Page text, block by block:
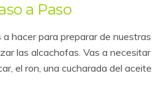
a Paso
a hacer para preparar de nuestras
las alcachofas. Vas a necesitar
el ron, una cucharada del aceite